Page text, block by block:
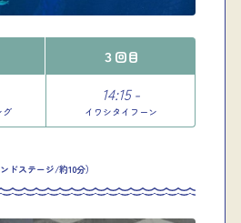
３回目
グ
14:15 -
イワシタイフーン
ドステージ/約10分）